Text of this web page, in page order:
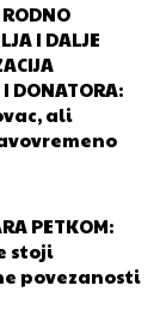
I DALJE
DONATORA:
ali
PETKOM:
stoji
povezanosti